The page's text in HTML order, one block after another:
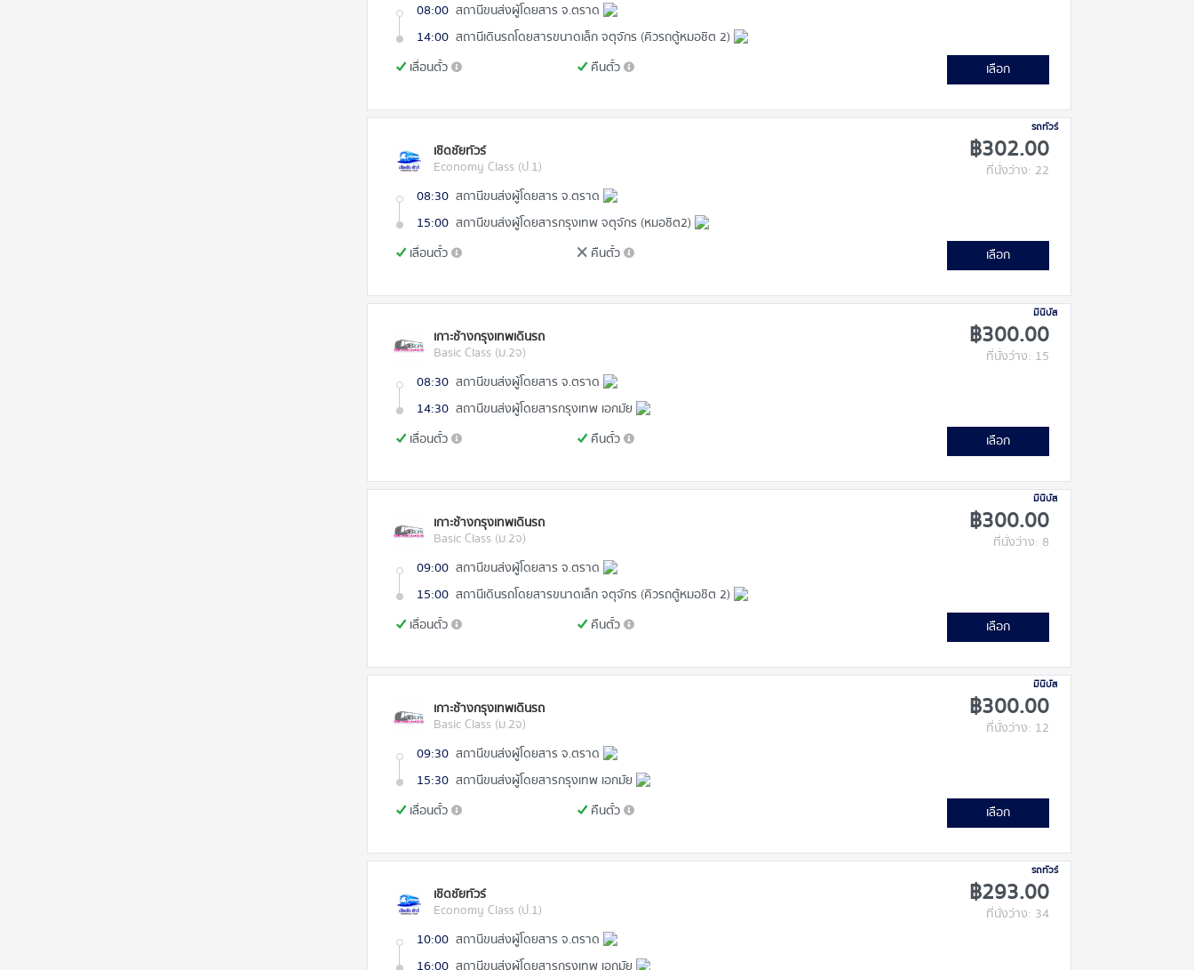
08:00 สถานีขนส่งผู้โดยสาร จ.ตราด
14:00 สถานีเดินรถโดยสารขนาดเล็ก จตุจักร (คิวรถตู้หมอชิต 2)
เลื่อนตั๋ว
คืนตั๋ว เลือก
รถทัวร์
เชิดชัยทัวร์
Economy Class (ป.1)
฿302.00
ที่นั่งว่าง: 22
08:30 สถานีขนส่งผู้โดยสาร จ.ตราด
15:00 สถานีขนส่งผู้โดยสารกรุงเทพ จตุจักร (หมอชิต2)
เลื่อนตั๋ว
คืนตั๋ว เลือก
มินิบัส
เกาะช้างกรุงเทพเดินรถ
Basic Class (ม.2จ)
฿300.00
ที่นั่งว่าง: 15
08:30 สถานีขนส่งผู้โดยสาร จ.ตราด
14:30 สถานีขนส่งผู้โดยสารกรุงเทพ เอกมัย
เลื่อนตั๋ว
คืนตั๋ว เลือก
มินิบัส
เกาะช้างกรุงเทพเดินรถ
Basic Class (ม.2จ)
฿300.00
ที่นั่งว่าง: 8
09:00 สถานีขนส่งผู้โดยสาร จ.ตราด
15:00 สถานีเดินรถโดยสารขนาดเล็ก จตุจักร (คิวรถตู้หมอชิต 2)
เลื่อนตั๋ว
คืนตั๋ว เลือก
มินิบัส
เกาะช้างกรุงเทพเดินรถ
Basic Class (ม.2จ)
฿300.00
ที่นั่งว่าง: 12
09:30 สถานีขนส่งผู้โดยสาร จ.ตราด
15:30 สถานีขนส่งผู้โดยสารกรุงเทพ เอกมัย
เลื่อนตั๋ว
คืนตั๋ว เลือก
รถทัวร์
เชิดชัยทัวร์
Economy Class (ป.1)
฿293.00
ที่นั่งว่าง: 34
10:00 สถานีขนส่งผู้โดยสาร จ.ตราด